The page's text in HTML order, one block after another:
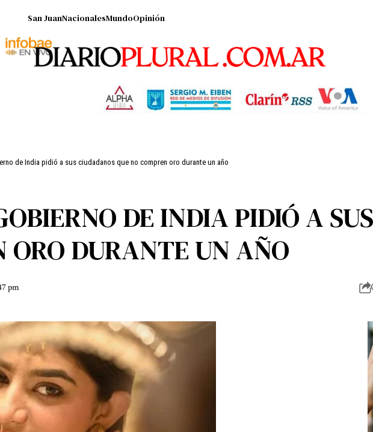
San JuanNacionalesMundoOpinión
de India pidió a sus ciudadanos que no compren oro durante un año
DE INDIA PIDIÓ A
ORO DURANTE UN AÑO
pm